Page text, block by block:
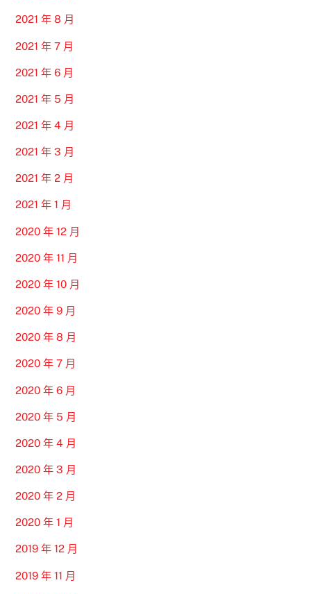
2021 年 8 月
2021 年 7 月
2021 年 6 月
2021 年 5 月
2021 年 4 月
2021 年 3 月
2021 年 2 月
2021 年 1 月
2020 年 12 月
2020 年 11 月
2020 年 10 月
2020 年 9 月
2020 年 8 月
2020 年 7 月
2020 年 6 月
2020 年 5 月
2020 年 4 月
2020 年 3 月
2020 年 2 月
2020 年 1 月
2019 年 12 月
2019 年 11 月